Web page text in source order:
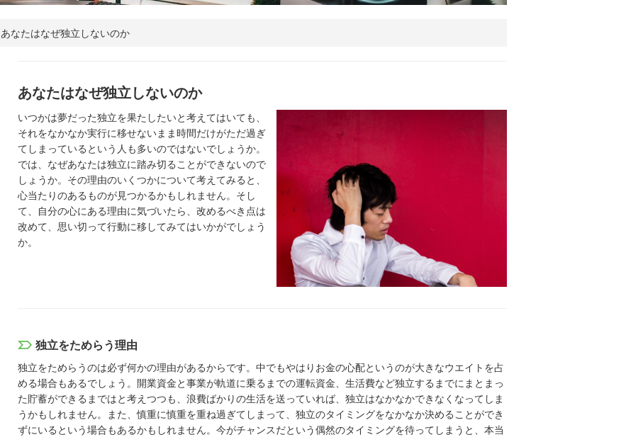
あなたはなぜ独立しないのか
あなたはなぜ独立しないのか
いつかは夢だった独立を果たしたいと考えてはいても、
それをなかなか実行に移せないまま時間だけがただ過ぎ
てしまっているという人も多いのではないでしょうか。
では、なぜあなたは独立に踏み切ることができないので
しょうか。その理由のいくつかについて考えてみると、
心当たりのあるものが見つかるかもしれません。そし
て、自分の心にある理由に気づいたら、改めるべき点は
改めて、思い切って行動に移してみてはいかがでしょう
か。
独立をためらう理由
独立をためらうのは必ず何かの理由があるからです。中でもやはりお金の心配というのが大きなウエイトを占
める場合もあるでしょう。開業資金と事業が軌道に乗るまでの運転資金、生活費など独立するまでにまとまっ
た貯蓄ができるまではと考えつつも、浪費ばかりの生活を送っていれば、独立はなかなかできなくなってしま
うかもしれません。また、慎重に慎重を重ね過ぎてしまって、独立のタイミングをなかなか決めることができ
ずにいるという場合もあるかもしれません。今がチャンスだという偶然のタイミングを待ってしまうと、本当